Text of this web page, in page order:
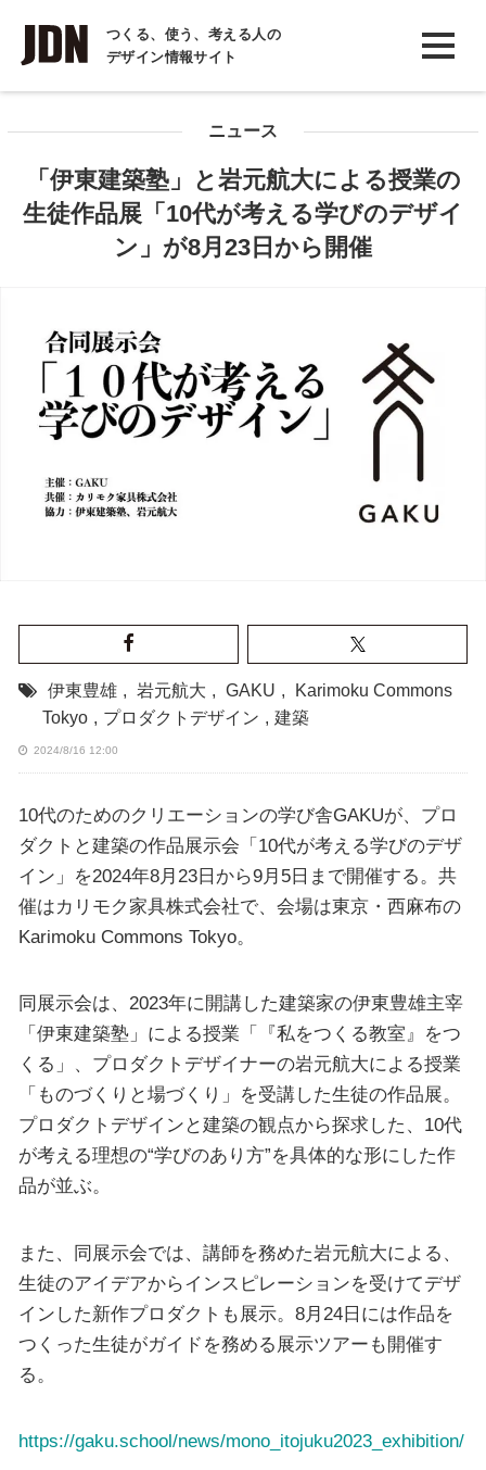
つくる、使う、考える人の
デザイン情報サイト
INTERVIEW
インタビュー
COLUMN
コラム
ニュース
「伊東建築塾」と岩元航大による授業の
生徒作品展「10代が考える学びのデザイ
ン」が8月23日から開催
伊東豊雄 , 岩元航大 , GAKU ,
Karimoku Commons
Tokyo , プロダクトデザイン , 建築
2024/8/16 12:00
10代のためのクリエーションの学び舎GAKUが、プロ
ダクトと建築の作品展示会「10代が考える学びのデザ
イン」を2024年8月23日から9月5日まで開催する。共
催はカリモク家具株式会社で、会場は東京・西麻布の
Karimoku Commons Tokyo。
同展示会は、2023年に開講した建築家の伊東豊雄主宰
「伊東建築塾」による授業「『私をつくる教室』をつ
くる」、プロダクトデザイナーの岩元航大による授業
「ものづくりと場づくり」を受講した生徒の作品展。
プロダクトデザインと建築の観点から探求した、10代
が考える理想の“学びのあり方”を具体的な形にした作
品が並ぶ。
また、同展示会では、講師を務めた岩元航大による、
生徒のアイデアからインスピレーションを受けてデザ
インした新作プロダクトも展示。8月24日には作品を
つくった生徒がガイドを務める展示ツアーも開催す
る。
https://gaku.school/news/mono_itojuku2023_exhibition/